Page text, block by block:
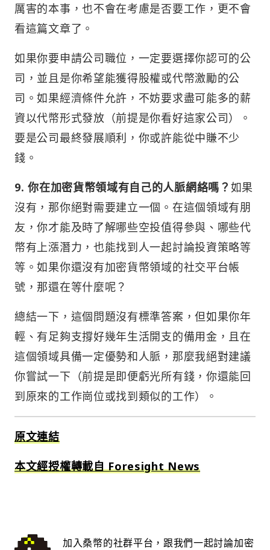
厲害的本事，也不會在考慮是否要工作，更不會
看這篇文章了。
如果你要申請公司職位，一定要選擇你認可的公
司，並且是你希望能獲得股權或代幣激勵的公
司。如果經濟條件允許，不妨要求盡可能多的薪
資以代幣形式發放（前提是你看好這家公司）。
要是公司最終發展順利，你或許能從中賺不少
錢。
9. 你在加密貨幣領域有自己的人脈網絡嗎？ 如果
沒有，那你絕對需要建立一個。在這個領域有朋
友，你才能及時了解哪些空投值得參與、哪些代
幣有上漲潛力，也能找到人一起討論投資策略等
等。如果你還沒有加密貨幣領域的社交平台帳
號，那還在等什麼呢？
總結一下，這個問題沒有標準答案，但如果你年
輕、有足夠支撐好幾年生活開支的備用金，且在
這個領域具備一定優勢和人脈，那麼我絕對建議
你嘗試一下（前提是即便虧光所有錢，你還能回
到原來的工作崗位或找到類似的工作）。
原文連結
本文經授權轉載自 Foresight News
加入桑幣的社群平台，跟我們一起討論加密